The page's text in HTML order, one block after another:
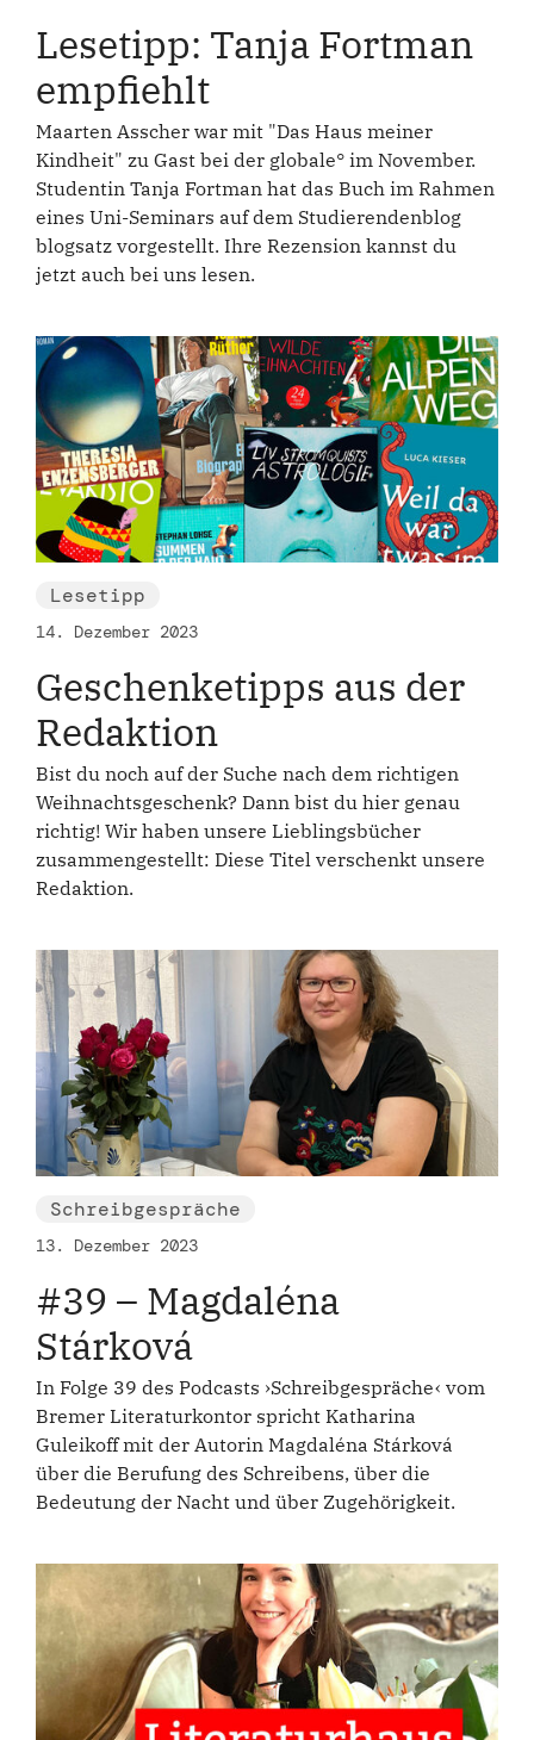
Lesetipp: Tanja Fortman
empfiehlt
Maarten Asscher war mit "Das Haus meiner
Kindheit" zu Gast bei der globale° im November.
Studentin Tanja Fortman hat das Buch im Rahmen
eines Uni-Seminars auf dem Studierendenblog
blogsatz vorgestellt. Ihre Rezension kannst du
jetzt auch bei uns lesen.
Lesetipp
14. Dezember 2023
Geschenketipps aus der
Redaktion
Bist du noch auf der Suche nach dem richtigen
Weihnachtsgeschenk? Dann bist du hier genau
richtig! Wir haben unsere Lieblingsbücher
zusammengestellt: Diese Titel verschenkt unsere
Redaktion.
Schreibgespräche
13. Dezember 2023
#39 – Magdaléna
Stárková
In Folge 39 des Podcasts ›Schreibgespräche‹ vom
Bremer Literaturkontor spricht Katharina
Guleikoff mit der Autorin Magdaléna Stárková
über die Berufung des Schreibens, über die
Bedeutung der Nacht und über Zugehörigkeit.